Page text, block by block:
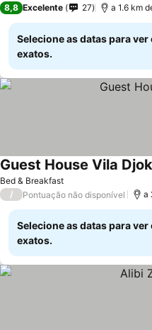
8,8 Excelente 27 a 1.6 km
Selecione as datas para
exatos.
Bed & Breakfast
Guest House Vila
/ Pontuação não disponível a
Selecione as datas para
exatos.